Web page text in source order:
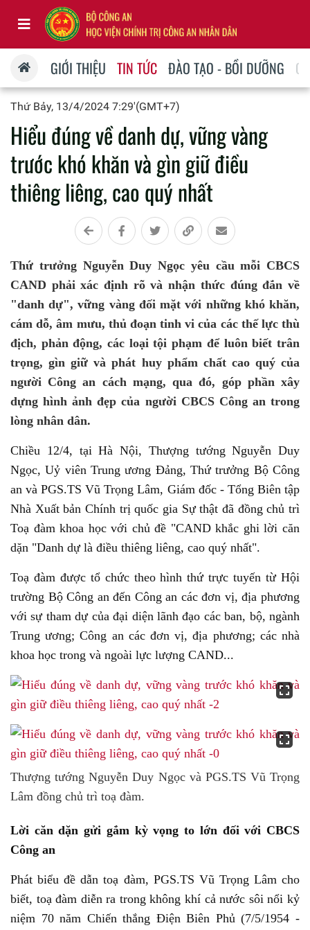
GIỚI THIỆU TIN TỨC ĐÀO TẠO - BỒI DƯỠNG
Thứ Bảy, 13/4/2024 7:29'(GMT+7)
Hiểu đúng về danh dự, vững vàng
trước khó khăn và gìn giữ điều
thiêng liêng, cao quý nhất
Thứ trưởng Nguyễn Duy Ngọc yêu cầu mỗi CBCS
CAND phải xác định rõ và nhận thức đúng đắn về
"danh dự", vững vàng đối mặt với những khó khăn,
cám dỗ, âm mưu, thủ đoạn tinh vi của các thế lực thù
địch, phản động, các loại tội phạm để luôn biết trân
trọng, gìn giữ và phát huy phẩm chất cao quý của
người Công an cách mạng, qua đó, góp phần xây
dựng hình ảnh đẹp của người CBCS Công an trong
lòng nhân dân.
Chiều 12/4, tại Hà Nội, Thượng tướng Nguyễn Duy
Ngọc, Uỷ viên Trung ương Đảng, Thứ trưởng Bộ Công
an và PGS.TS Vũ Trọng Lâm, Giám đốc - Tổng Biên tập
Nhà Xuất bản Chính trị quốc gia Sự thật đã đồng chủ trì
Toạ đàm khoa học với chủ đề "CAND khắc ghi lời căn
dặn "Danh dự là điều thiêng liêng, cao quý nhất".
Toạ đàm được tổ chức theo hình thứ trực tuyến từ Hội
trường Bộ Công an đến Công an các đơn vị, địa phương
với sự tham dự của đại diện lãnh đạo các ban, bộ, ngành
Trung ương; Công an các đơn vị, địa phương; các nhà
khoa học trong và ngoài lực lượng CAND...
Thượng tướng Nguyễn Duy Ngọc và PGS.TS Vũ Trọng
Lâm đồng chủ trì toạ đàm.
Lời căn dặn gửi gắm kỳ vọng to lớn đối với CBCS
Công an
Phát biểu đề dẫn toạ đàm, PGS.TS Vũ Trọng Lâm cho
biết, toạ đàm diễn ra trong không khí cả nước sôi nổi kỷ
niệm 70 năm Chiến thắng Điện Biên Phủ (7/5/1954 -